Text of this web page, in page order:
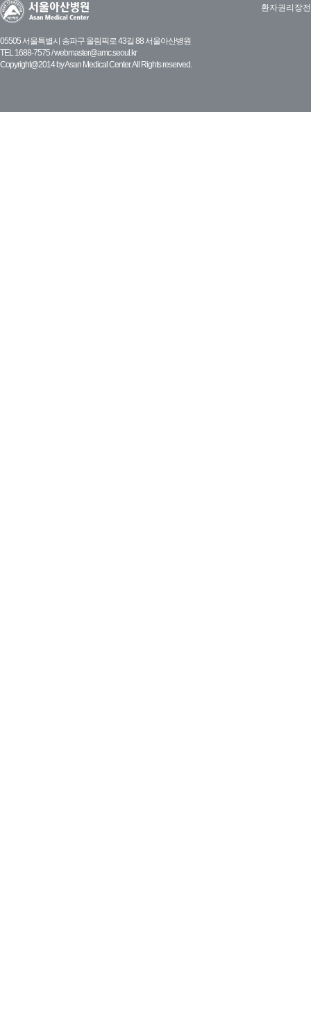
05505 서울특별시 송파구 올림픽로 43길 88 서울아산병원
TEL 1688-7575 /webmaster@amc.seoul.kr
Copyright@2014 by Asan Medical Center. All Rights reserved.
환자권리장전